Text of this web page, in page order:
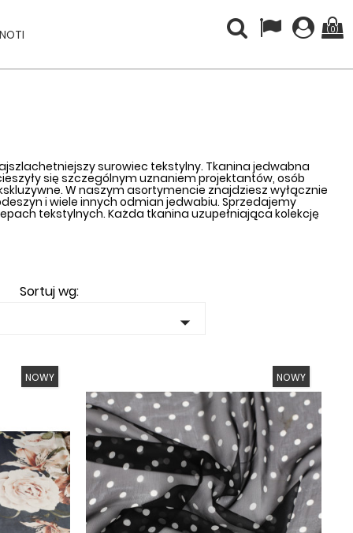
(0)
surowiec tekstylny. Tkanina jedwabna
się szczególnym uznaniem projektantów, osób
W naszym asortymencie znajdziesz wyłącznie
i wiele innych odmian jedwabiu. Sprzedajemy
tekstylnych. Każda tkanina uzupełniająca kolekcję
Sortuj wg:

NOWY NOWY